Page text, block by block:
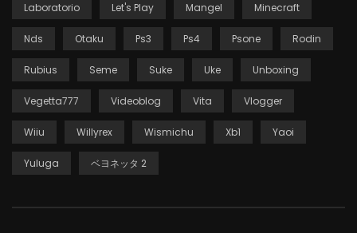
Laboratorio Let's Play Mangel Minecraft
Nds Otaku Ps3 Ps4 Psone Rodin
Rubius Seme Suke Uke Unboxing
Vegetta777 Videoblog Vita Vlogger
Wiiu Willyrex Wismichu Xb1 Yaoi
Yuluga ベヨネッタ 2